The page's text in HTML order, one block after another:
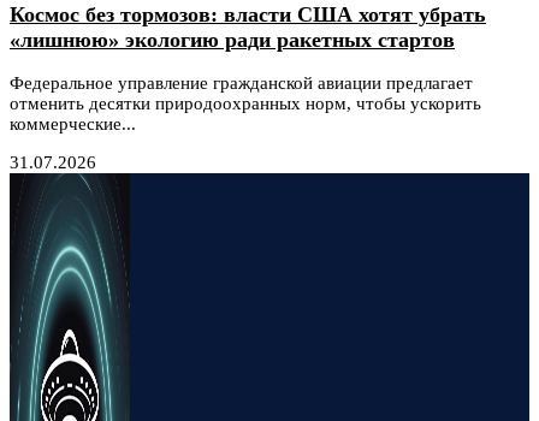
Космос без тормозов: власти США хотят убрать
«лишнюю» экологию ради ракетных стартов
Федеральное управление гражданской авиации предлагает
отменить десятки природоохранных норм, чтобы ускорить
коммерческие...
31.07.2026